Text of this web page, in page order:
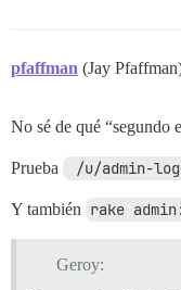
pfaffman (Jay
No sé de qué “segundo
Prueba /u/admin-
Y también rake
Geroy: